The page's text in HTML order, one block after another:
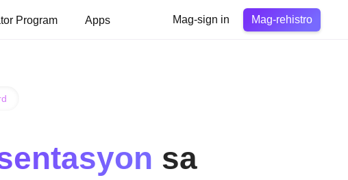
Program Apps Mag-sign in Mag-rehistro
sa